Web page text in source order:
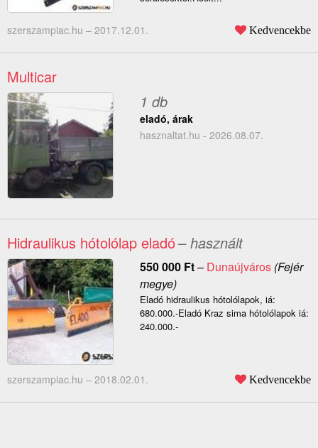
szerszampiac.hu – 2017.12.01. Kedvencekbe
Multicar
1 db
eladó, árak
hasznaltat.hu - 2026.08.07.
Hidraulikus hótolólap eladó– használt
550 000 Ft– Dunaújváros(Fejér
megye)
Eladó hidraulikus hótolólapok, iá:
680.000.-Eladó Kraz sima hótolólapok iá:
240.000.-
szerszampiac.hu – 2018.02.01. Kedvencekbe